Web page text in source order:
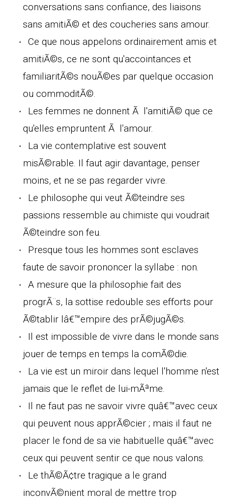
conversations sans confiance, des liaisons
sans amitiÃ© et des coucheries sans amour.
Ce que nous appelons ordinairement amis et
amitiÃ©s, ce ne sont qu'accointances et
familiaritÃ©s nouÃ©es par quelque occasion
ou commoditÃ©.
Les femmes ne donnent Ã l'amitiÃ© que ce
qu'elles empruntent Ã l'amour.
La vie contemplative est souvent
misÃ©rable. Il faut agir davantage, penser
moins, et ne se pas regarder vivre.
Le philosophe qui veut Ã©teindre ses
passions ressemble au chimiste qui voudrait
Ã©teindre son feu.
Presque tous les hommes sont esclaves
faute de savoir prononcer la syllabe : non.
A mesure que la philosophie fait des
progrÃ¨s, la sottise redouble ses efforts pour
Ã©tablir lâ€™empire des prÃ©jugÃ©s.
Il est impossible de vivre dans le monde sans
jouer de temps en temps la comÃ©die.
La vie est un miroir dans lequel l'homme n'est
jamais que le reflet de lui-mÃªme.
Il ne faut pas ne savoir vivre quâ€™avec ceux
qui peuvent nous apprÃ©cier ; mais il faut ne
placer le fond de sa vie habituelle quâ€™avec
ceux qui peuvent sentir ce que nous valons.
Le thÃ©Ã¢tre tragique a le grand
inconvÃ©nient moral de mettre trop